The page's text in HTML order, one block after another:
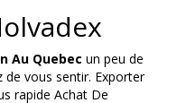
Au Quebec un peu de
de vous sentir. Exporter
rapide Achat De